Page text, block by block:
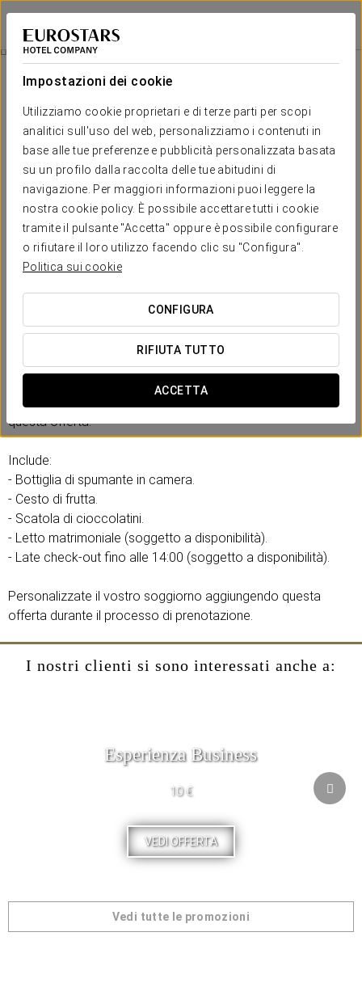
Impostazioni dei cookie
Utilizziamo cookie proprietari e di terze parti per scopi
analitici sull'uso del web, personalizziamo i contenuti in
base alle tue preferenze e pubblicità personalizzata basata
su un profilo dalla raccolta delle tue abitudini di
navigazione. Per maggiori informazioni puoi leggere la
nostra cookie policy. È possibile accettare tutti i cookie
tramite il pulsante "Accetta" oppure è possibile configurare
o rifiutare il loro utilizzo facendo clic su "Configura".
Politica sui cookie
CONFIGURA
RIFIUTA TUTTO
ACCETTA
Eurostars Gran Hotel Lugo
LUGO
Esperienza Romantica
25 €
Esperienza Romantica
Se state pianificando un viaggio in coppia e la vostra
prossima destinazione è Lugo, la nostra esperienza
romantica è tutto ciò di cui avete bisogno per rendere la
vostra visita indimenticabile. Per iniziare la vostra vacanza
con un brindisi, vi accoglieremo con una bottiglia del miglior
spumante. Inoltre, potrete usufruire di altri vantaggi inclusi in
questa offerta.
Include:
- Bottiglia di spumante in camera.
- Cesto di frutta.
- Scatola di cioccolatini.
- Letto matrimoniale (soggetto a disponibilità).
- Late check-out fino alle 14:00 (soggetto a disponibilità).
Personalizzate il vostro soggiorno aggiungendo questa
offerta durante il processo di prenotazione.
I nostri clienti si sono interessati anche a:
Esperienza Business
10 €
VEDI OFFERTA
Vedi tutte le promozioni